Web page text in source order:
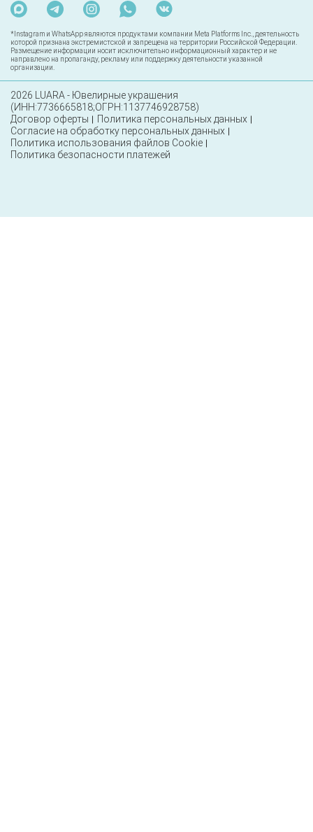
*Instagram и WhatsApp являются продуктами компании Meta Platforms Inc., деятельность
которой признана экстремистской и запрещена на территории Российской Федерации.
Размещение информации носит исключительно информационный характер и не
направлено на пропаганду, рекламу или поддержку деятельности указанной
организации.
2026 LUARA - Ювелирные украшения
(ИНН:7736665818;ОГРН:1137746928758)
Договор оферты
Политика персональных данных
Согласие на обработку персональных данных
Политика использования файлов Cookie
Политика безопасности платежей